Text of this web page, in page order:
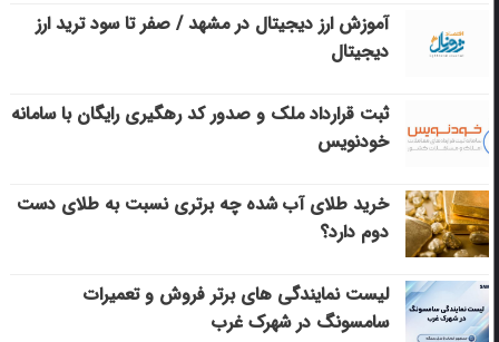
آموزش ارز دیجیتال در مشهد / صفر تا سود ترید ارز
دیجیتال
ثبت قرارداد ملک و صدور کد رهگیری رایگان با سامانه
خودنویس
خرید طلای آب شده چه برتری نسبت به طلای دست
دوم دارد؟
لیست نمایندگی های برتر فروش و تعمیرات
سامسونگ در شهرک غرب